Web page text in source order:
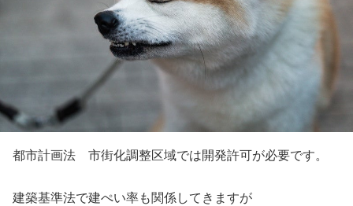
都市計画法 市街化調整区域では開発許可が必要です。
建築基準法で建ぺい率も関係してきますが